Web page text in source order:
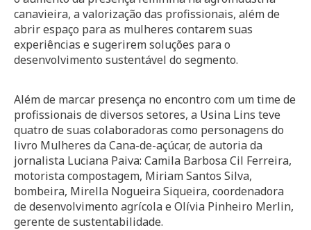
canavieira, a valorização das profissionais, além de
abrir espaço para as mulheres contarem suas
experiências e sugerirem soluções para o
desenvolvimento sustentável do segmento.
Além de marcar presença no encontro com um time de
profissionais de diversos setores, a Usina Lins teve
quatro de suas colaboradoras como personagens do
livro Mulheres da Cana-de-açúcar, de autoria da
jornalista Luciana Paiva: Camila Barbosa Cil Ferreira,
motorista compostagem, Miriam Santos Silva,
bombeira, Mirella Nogueira Siqueira, coordenadora
de desenvolvimento agrícola e Olívia Pinheiro Merlin,
gerente de sustentabilidade.